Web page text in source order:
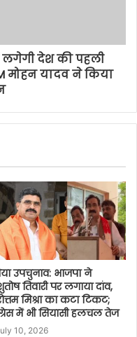
लगेगी देश की पहली
मोहन यादव ने किया
उपचुनाव: भाजपा ने
तिवारी पर लगाया दांव,
मिश्रा का कटा टिकट;
में भी सियासी हलचल तेज
10, 2026